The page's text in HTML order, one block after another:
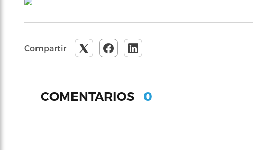
Compartir
COMENTARIOS 0